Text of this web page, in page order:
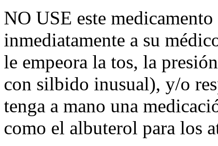
NO USE este
inmediatamente a su
le empeora la tos, la
con silbido inusual), y/o
tenga a mano una
como el albuterol para los